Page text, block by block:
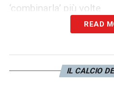
‘combinarla’ più volte
sbucciata maldestra.
READ
IL CALCIO